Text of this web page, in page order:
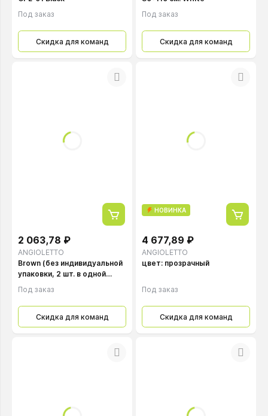
Под заказ
Скидка для команд
Под заказ
Скидка для команд
ANGIOLETTO
2 063,78 ₽
Brown (без индивидуальной
упаковки, 2 шт. в одной
коробке)
Под заказ
Скидка для команд
НОВИНКА
ANGIOLETTO
4 677,89 ₽
цвет: прозрачный
Под заказ
Скидка для команд